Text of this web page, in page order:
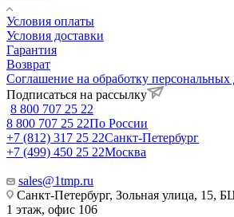
Условия оплаты
Условия доставки
Гарантия
Возврат
Соглашение на обработку
Подписаться на рассылку
8 800 707 25 22
8 800 707 25 22По России
+7 (812) 317 25 22Санкт-Петербург
+7 (499) 450 25 22Москва
sales@1tmp.ru
Санкт-Петербург, Зольная улица, 15,
1 этаж, офис 106